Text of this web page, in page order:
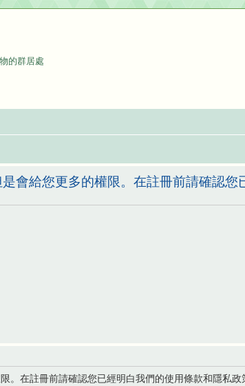
的群居處
會給您更多的權限。在註冊前請確認
在註冊前請確認您已經明白我們的使用條款和隱私政